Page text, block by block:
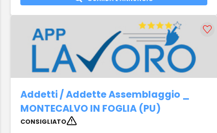
Addetti / Addette Assemblaggio _
MONTECALVO IN FOGLIA (PU)
CONSIGLIATO